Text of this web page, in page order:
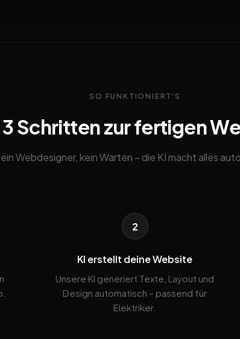
SO FUNKTIONIERT'S
3 Schritten zur fertigen
Webdesigner, kein Warten – die KI macht alles
2
KI erstellt deine Website
Unsere KI generiert Texte, Layout und
Design automatisch – passend für
Elektriker.